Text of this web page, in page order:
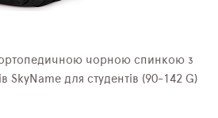
ортопедичною чорною спинкою з
SkyName для студентів (90-142 G)